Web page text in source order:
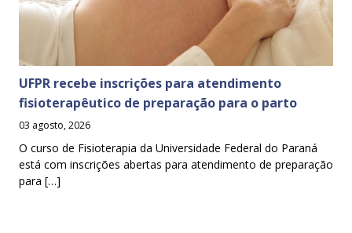
UFPR recebe inscrições para atendimento
fisioterapêutico de preparação para o parto
03 agosto, 2026
O curso de Fisioterapia da Universidade Federal do Paraná
está com inscrições abertas para atendimento de preparação
para […]